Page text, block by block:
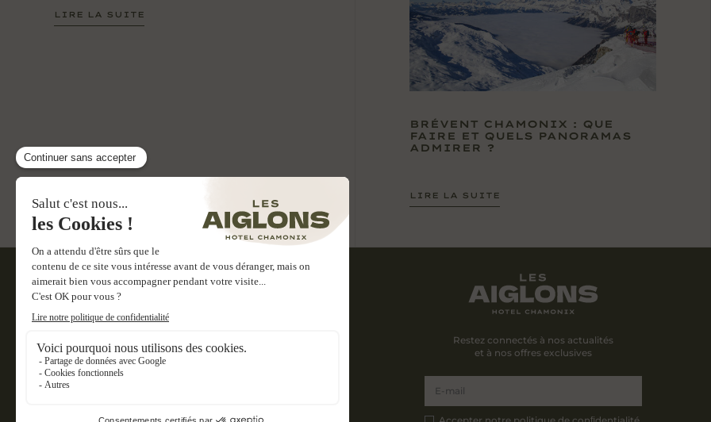
LIRE LA SUITE
BRÉVENT CHAMONIX : QUE
FAIRE ET QUELS PANORAMAS
ADMIRER ?
LIRE LA SUITE
LES AIGLONS
Restez connectés à nos actualités
et à nos offres exclusives